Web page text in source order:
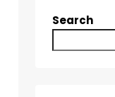
Search